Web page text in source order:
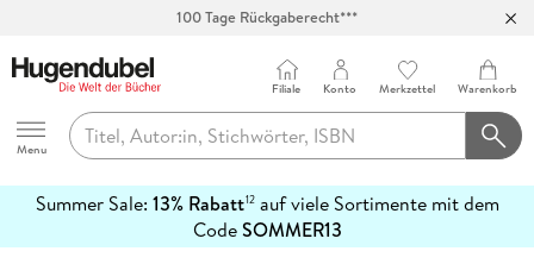
100 Tage Rückgaberecht***
Hugendubel
Menu
Filiale Konto Merkzettel Warenkorb
Summer Sale: 13% Rabatt12auf viele Sortimente mit dem
CodeSOMMER13
erfahren